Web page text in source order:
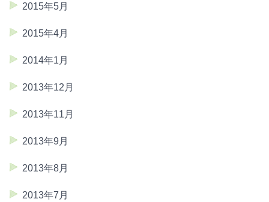
2015年5月
2015年4月
2014年1月
2013年12月
2013年11月
2013年9月
2013年8月
2013年7月